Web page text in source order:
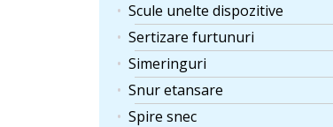
Scule unelte dispozitive
Sertizare furtunuri
Simeringuri
Snur etansare
Spire snec